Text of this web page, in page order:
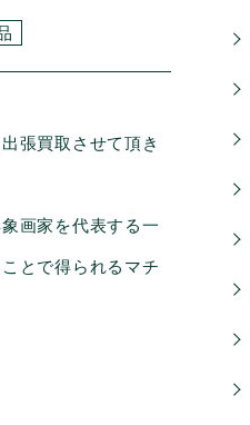
張買取させて頂き
画家を代表する一
とで得られるマチ